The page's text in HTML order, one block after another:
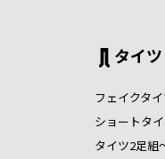
タイツ
フェイクタ
ショートタ
タイツ2足組